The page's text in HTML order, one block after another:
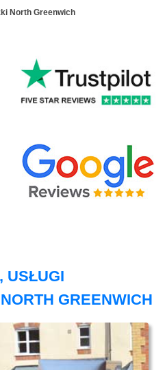
North Greenwich
USŁUGI
GREENWICH